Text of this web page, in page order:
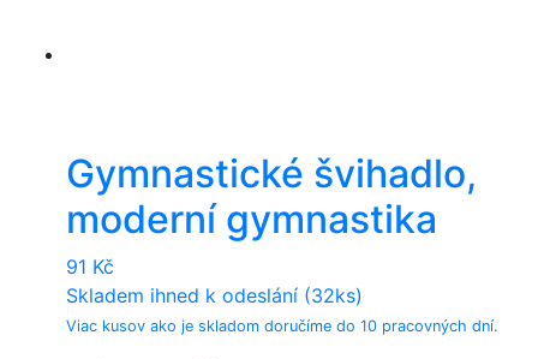
Gymnastické švihadlo,
moderní gymnastika
91 Kč
Skladem ihned k odeslání (32ks)
Viac kusov ako je skladom doručíme do 10 pracovných dní.